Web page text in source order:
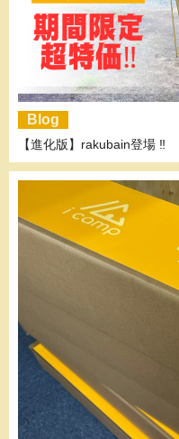
Blog
【進化版】rakubain登場 ‼